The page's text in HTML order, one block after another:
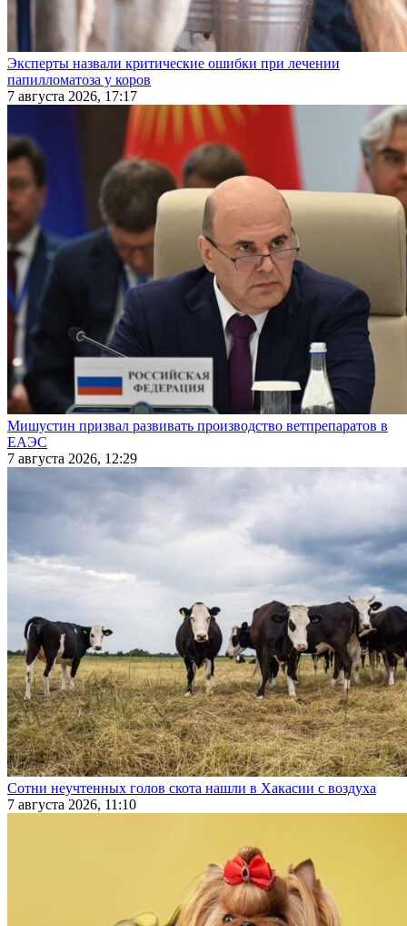
Эксперты назвали критические ошибки при лечении
папилломатоза у коров
7 августа 2026, 17:17
Мишустин призвал развивать производство ветпрепаратов в
ЕАЭС
7 августа 2026, 12:29
Сотни неучтенных голов скота нашли в Хакасии с воздуха
7 августа 2026, 11:10